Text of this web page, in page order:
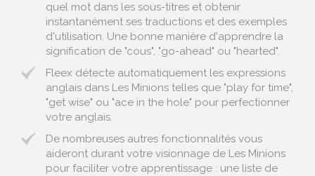
quel mot dans les sous-titres et obtenir
instantanément ses traductions et des exemples
d'utilisation. Une bonne manière d'apprendre la
signification de "cous", "go-ahead" ou "hearted".
Fleex détecte automatiquement les expressions
anglais dans Les Minions telles que "play for time",
"get wise" ou "ace in the hole" pour perfectionner
votre anglais.
De nombreuses autres fonctionnalités vous
aideront durant votre visionnage de Les Minions
pour faciliter votre apprentissage : une liste de